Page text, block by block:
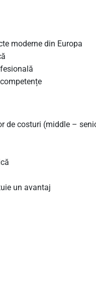
moderne din Europa
de costuri (middle –
un avantaj